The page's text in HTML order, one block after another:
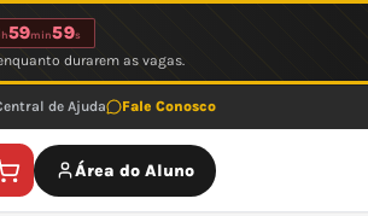
h59min59s
durarem as vagas.
de Ajuda Fale Conosco
Área do Aluno